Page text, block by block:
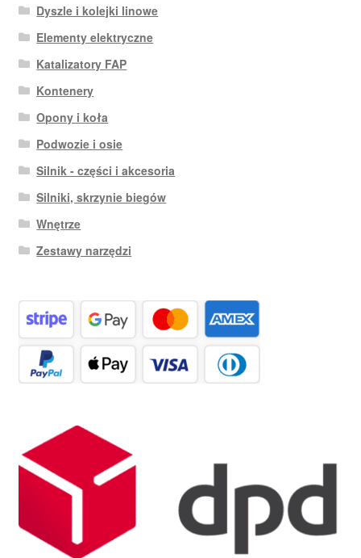
Dyszle i kolejki linowe
Elementy elektryczne
Katalizatory FAP
Kontenery
Opony i koła
Podwozie i osie
Silnik - części i akcesoria
Silniki, skrzynie biegów
Wnętrze
Zestawy narzędzi